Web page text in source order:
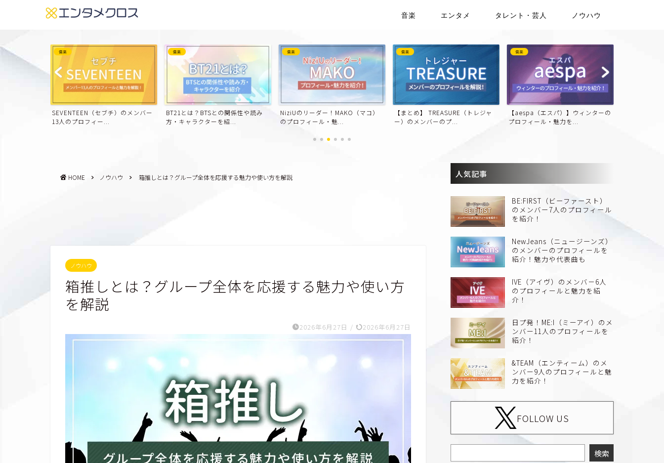
音楽 エンタメ タレント・芸人 ノウハウ
音楽
SEVENTEEN（セブチ）のメンバー
13人のプロフィー...
音楽
BT21とは？BTSとの関係性や読み
方・キャラクターを紹...
音楽
NiziUのリーダー！MAKO（マコ）
のプロフィール・魅...
音楽
【まとめ】 TREASURE（トレジャ
ー）のメンバーのプ...
音楽
【aespa（エスパ）】ウィンターの
プロフィール・魅力を...
HOME ノウハウ 箱推しとは？グループ全体を応援する魅力や使い方を解説
ノウハウ
箱推しとは？グループ全体を応援する魅力や使い方
を解説
2026年6月27日 / 2026年6月27日
人気記事
BE:FIRST（ビーファースト）
のメンバー7人のプロフィール
を紹介！
NewJeans（ニュージーンズ）
のメンバーのプロフィールを
紹介！魅力や代表曲も
IVE（アイヴ）のメンバ－6人
のプロフィールと魅力を紹
介！
日プ発！ME:I（ミーアイ）のメ
ンバー11人のプロフィールを
紹介！
&TEAM（エンティーム）のメ
ンバー9人のプロフィールと魅
力を紹介！
FOLLOW US
検索